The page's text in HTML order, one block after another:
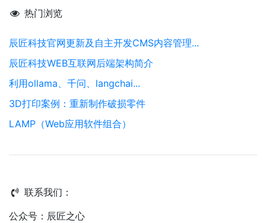
热门浏览
辰匠科技官网更新及自主开发CMS内容管理...
辰匠科技WEB互联网后端架构简介
利用ollama、千问、langchai...
3D打印案例：重新制作破损零件
LAMP（Web应用软件组合）
联系我们：
公众号：辰匠之心